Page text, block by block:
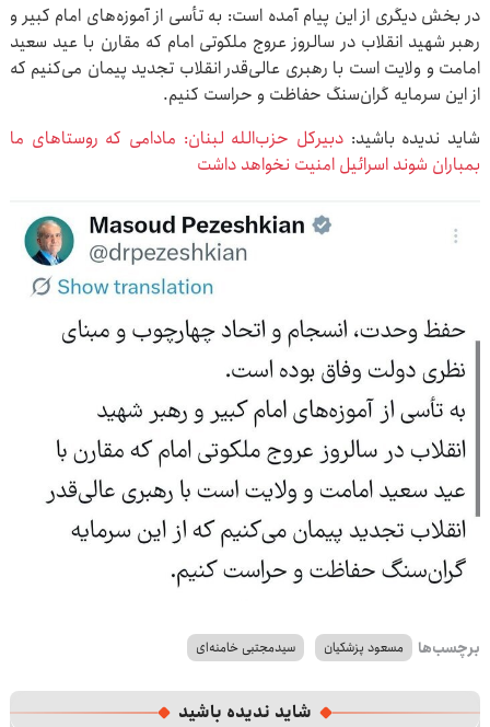
در بخش دیگری از این پیام آمده است: به تأسی از آموزه‌های امام کبیر و
رهبر شهید انقلاب در سالروز عروج ملکوتی امام که مقارن با عید سعید
امامت و ولایت است با رهبری عالی‌قدر انقلاب تجدید پیمان می‌کنیم که
از این سرمایه گران‌سنگ حفاظت و حراست کنیم.
شاید ندیده باشید: دبیرکل حزب‌الله لبنان: مادامی که روستاهای ما
بمباران شوند اسرائیل امنیت نخواهد داشت
برچسب‌ها مسعود پزشکیان سیدمجتبی خامنه‌ای
شاید ندیده باشید